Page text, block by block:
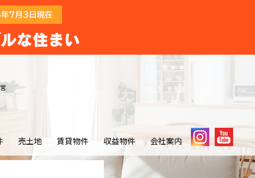
売土地 賃貸物件 収益物件 会社案内